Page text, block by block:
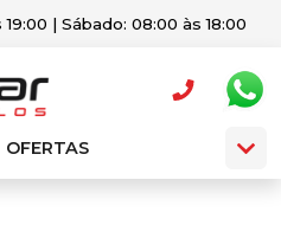
| Sábado: 08:00 às 18:00
OFERTAS